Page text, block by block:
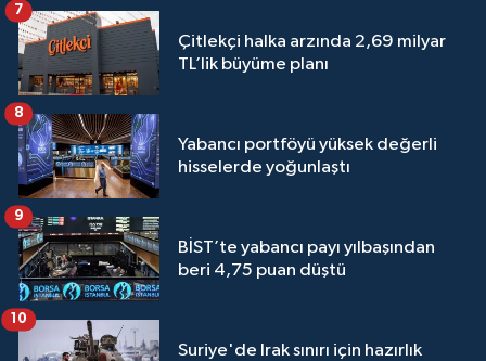
Çitlekçi halka arzında 2,69 milyar
TL’lik büyüme planı
7
Yabancı portföyü yüksek değerli
hisselerde yoğunlaştı
8
BİST’te yabancı payı yılbaşından
beri 4,75 puan düştü
9
Suriye'de Irak sınırı için hazırlık
10